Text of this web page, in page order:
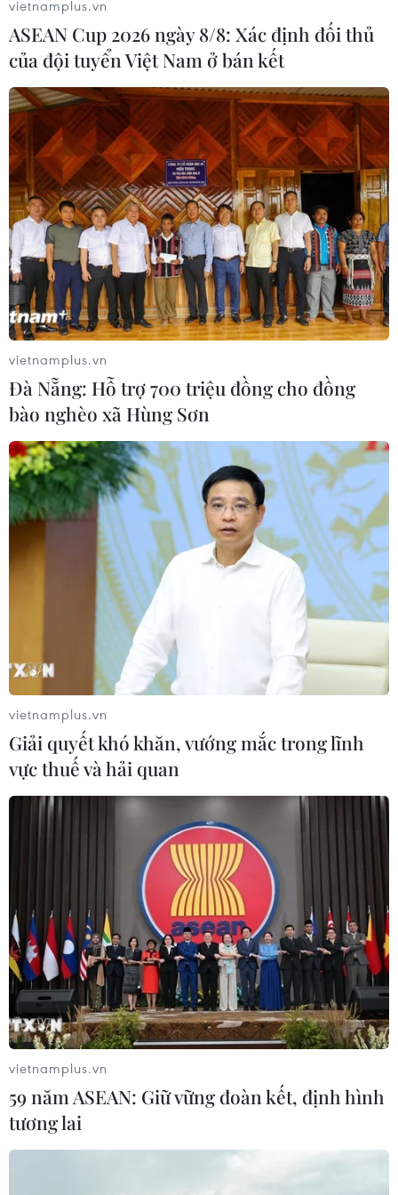
Trung Quốc: Bão Chanthu tiến sát
Thượng Hải, sóng biển cao tới 8m
13/09/2021 14:30
Chiều 13/9, bão Chanthu đã tiến đến gần vùng ven
biển của thành phố Thượng Hải gây ra những cột sóng
cao tới 8m, ít nhất 28.000 người đã được sơ tán do lo
ngại bão có thể gây sạt lở đất trong đêm.
vietnamplus.vn
ASEAN Cup 2026 ngày 8/8: Xác định đối thủ
của đội tuyển Việt Nam ở bán kết
vietnamplus.vn
Đà Nẵng: Hỗ trợ 700 triệu đồng cho đồng
bào nghèo xã Hùng Sơn
vietnamplus.vn
Giải quyết khó khăn, vướng mắc trong lĩnh
vực thuế và hải quan
vietnamplus.vn
59 năm ASEAN: Giữ vững đoàn kết, định hình
tương lai